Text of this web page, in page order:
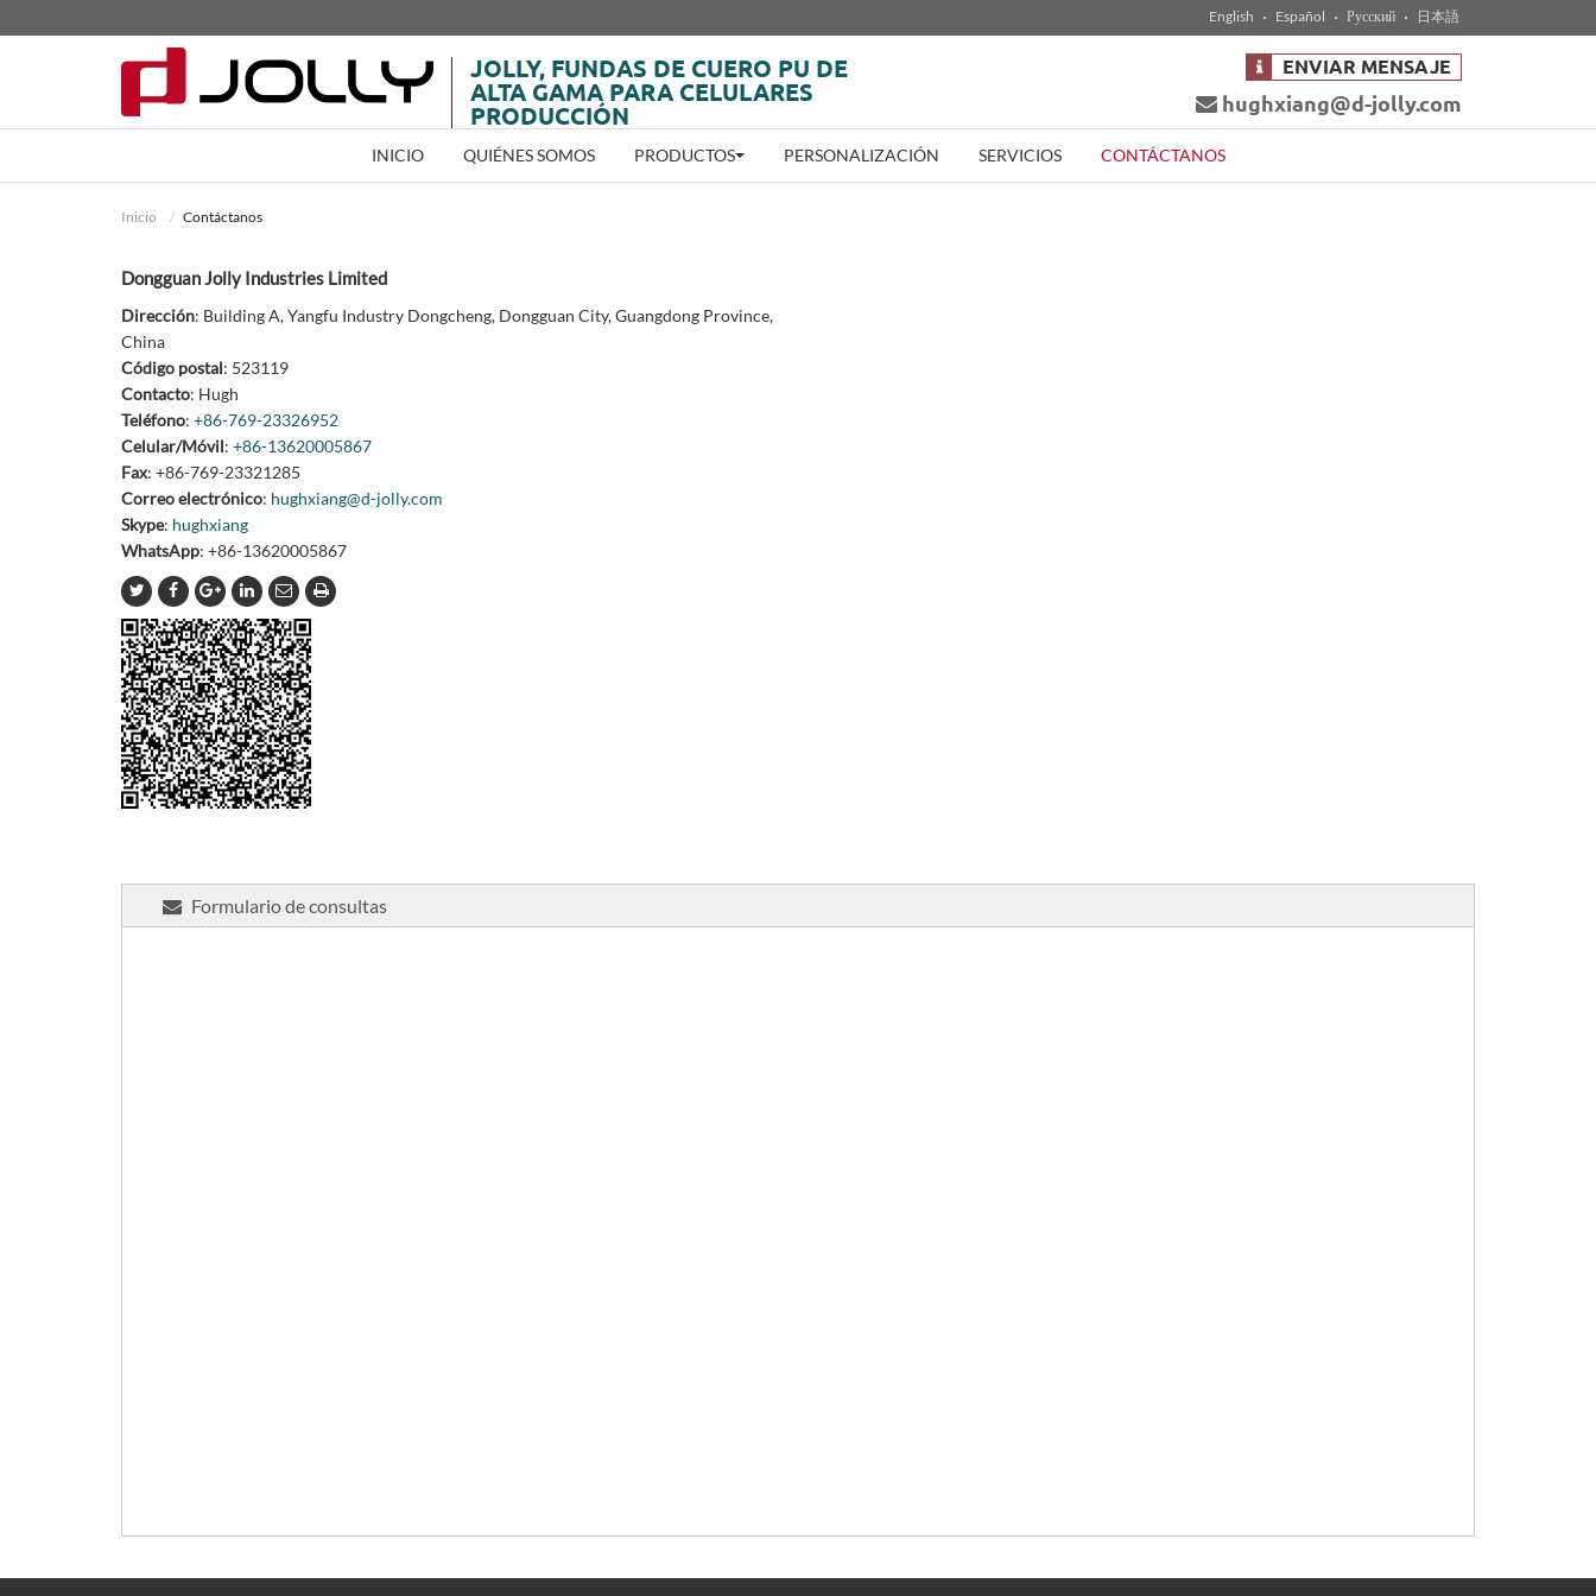
English Español Русский 日本語
JOLLY, FUNDAS DE CUERO PU DE
ALTA GAMA PARA CELULARES
PRODUCCIÓN
ENVIAR MENSAJE
hughxiang@d-jolly.com
INICIO QUIÉNES SOMOS PRODUCTOS PERSONALIZACIÓN SERVICIOS CONTÁCTANOS
Inicio Contáctanos
Dongguan Jolly Industries Limited
Dirección: Building A, Yangfu Industry Dongcheng, Dongguan City, Guangdong Province,
China
Código postal: 523119
Contacto: Hugh
Teléfono: +86-769-23326952
Celular/Móvil: +86-13620005867
Fax: +86-769-23321285
Correo electrónico: hughxiang@d-jolly.com
Skype: hughxiang
WhatsApp: +86-13620005867
Formulario de consultas